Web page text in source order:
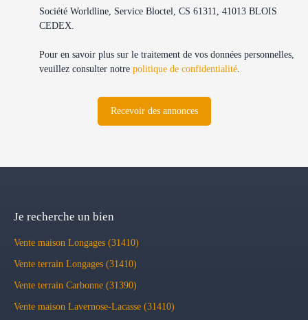
Société Worldline, Service Bloctel, CS 61311, 41013 BLOIS
CEDEX.
Pour en savoir plus sur le traitement de vos données personnelles,
veuillez consulter notre politique de confidentialité
Recevoir des annonces
Je recherche un bien
Vente maison Longages (31410)
Vente terrain Longages (31410)
Vente terrain Carbonne (31390)
Vente maison Lavernose-Lacasse (31410)